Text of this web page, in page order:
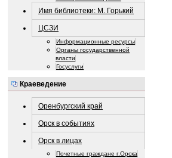
Имя библиотеки: М. Горький
ЦСЗИ
Информационные ресурсы
Органы государственной
власти
Госуслуги
Краеведение
Оренбургский край
Орск в событиях
Орск в лицах
Почетные граждане г.Орска